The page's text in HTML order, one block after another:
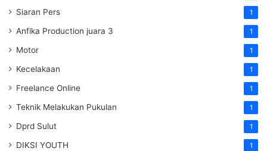
Siaran Pers 1
Anfika Production juara 3 1
Motor 1
Kecelakaan 1
Freelance Online 1
Teknik Melakukan Pukulan 1
Dprd Sulut 1
DIKSI YOUTH 1